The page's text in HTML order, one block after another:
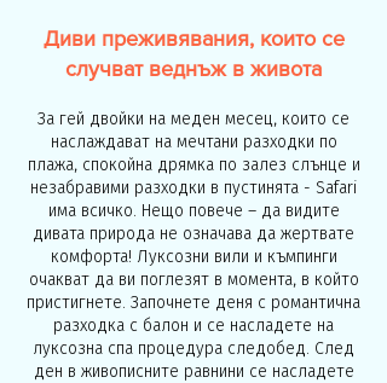
Диви преживявания, които се
случват веднъж в живота
За гей двойки на меден месец, които се
наслаждават на мечтани разходки по
плажа, спокойна дрямка по залез слънце и
незабравими разходки в пустинята - Safari
има всичко. Нещо повече – да видите
дивата природа не означава да жертвате
комфорта! Луксозни вили и къмпинги
очакват да ви поглезят в момента, в който
пристигнете. Започнете деня с романтична
разходка с балон и се насладете на
луксозна спа процедура следобед. След
ден в живописните равнини се насладете